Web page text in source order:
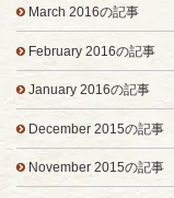
March 2016の記事
February 2016の記事
January 2016の記事
December 2015の記事
November 2015の記事